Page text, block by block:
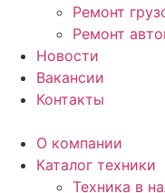
Ремонт
Ремонт
Новости
Вакансии
Контакты
О компании
Каталог техники
Техника в